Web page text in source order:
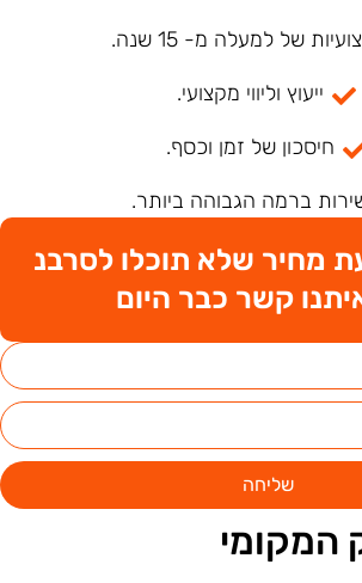
של למעלה מ- 15 שנה.
ייעוץ וליווי מקצועי.
חיסכון של זמן וכסף.
ברמה הגבוהה ביותר.
מחיר שלא תוכלו לסרבנ
קשר כבר היום
שליחה